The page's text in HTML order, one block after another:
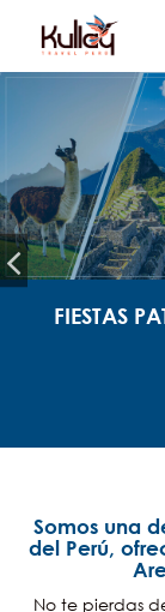
FIESTAS
Somos una
del Perú,
No te pierdas